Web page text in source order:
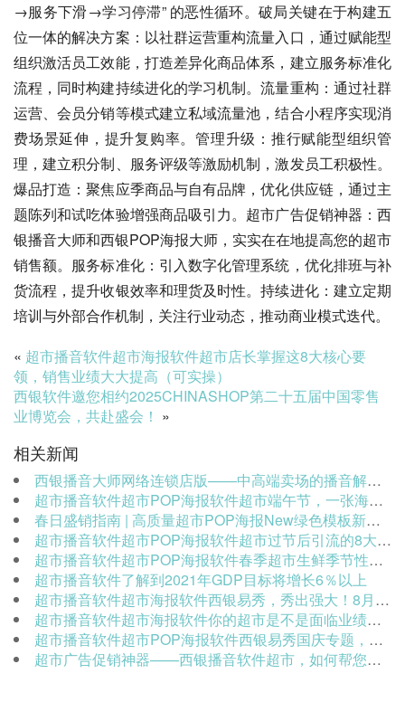
→服务下滑→学习停滞” 的恶性循环。破局关键在于构建五
位一体的解决方案：以社群运营重构流量入口，通过赋能型
组织激活员工效能，打造差异化商品体系，建立服务标准化
流程，同时构建持续进化的学习机制。流量重构：通过社群
运营、会员分销等模式建立私域流量池，结合小程序实现消
费场景延伸，提升复购率。管理升级：推行赋能型组织管
理，建立积分制、服务评级等激励机制，激发员工积极性。
爆品打造：聚焦应季商品与自有品牌，优化供应链，通过主
题陈列和试吃体验增强商品吸引力。超市广告促销神器：西
银播音大师和西银POP海报大师，实实在在地提高您的超市
销售额。服务标准化：引入数字化管理系统，优化排班与补
货流程，提升收银效率和理货及时性。持续进化：建立定期
培训与外部合作机制，关注行业动态，推动商业模式迭代。
« 超市播音软件超市海报软件超市店长掌握这8大核心要
领，销售业绩大大提高（可实操）
西银软件邀您相约2025CHINASHOP第二十五届中国零售
业博览会，共赴盛会！ »
相关新闻
西银播音大师网络连锁店版——中高端卖场的播音解决方案
超市播音软件超市POP海报软件超市端午节，一张海报模板，搞定你的公众号，为你的公众号推广，增添无限动力！
春日盛销指南 | 高质量超市POP海报New绿色模板新鲜送达
超市播音软件超市POP海报软件超市过节后引流的8大招式！
超市播音软件超市POP海报软件春季超市生鲜季节性商品陈列指南
超市播音软件了解到2021年GDP目标将增长6％以上
超市播音软件超市海报软件西银易秀，秀出强大！8月21日新品全球首发！【H5营销神器】
超市播音软件超市海报软件你的超市是不是面临业绩下滑，快来看看这3块方面！
超市播音软件超市POP海报软件西银易秀国庆专题，让你的国庆营销别出心裁！
超市广告促销神器——西银播音软件超市，如何帮您轻松拿捏暴涨销售业绩？